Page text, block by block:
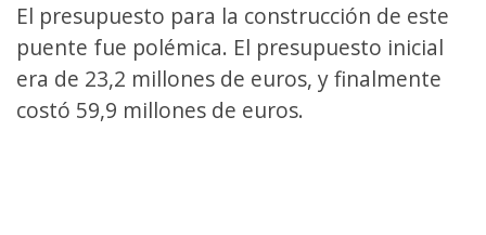
El presupuesto para la construcción de este
puente fue polémica. El presupuesto inicial
era de 23,2 millones de euros, y finalmente
costó 59,9 millones de euros.